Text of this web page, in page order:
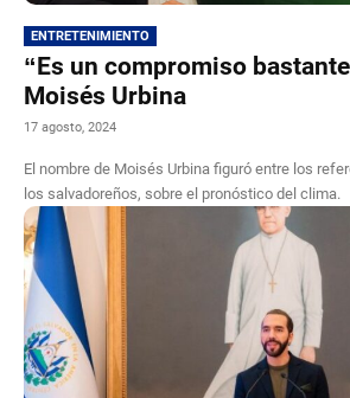
ENTRETENIMIENTO
“Es un compromiso
Moisés Urbina
17 agosto, 2024
El nombre de Moisés Urbina figuró entre los
los salvadoreños, sobre el pronóstico del clima.